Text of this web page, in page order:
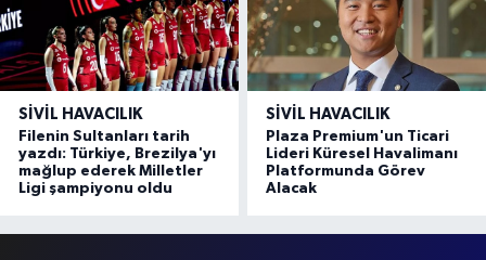
SIVIL HAVACILIK
Filenin Sultanları tarih
yazdı: Türkiye, Brezilya'yı
mağlup ederek Milletler
Ligi şampiyonu oldu
SIVIL HAVACILIK
Plaza Premium'un Ticari
Lideri Küresel Havalimanı
Platformunda Görev
Alacak